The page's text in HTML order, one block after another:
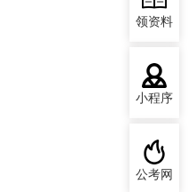
领资料
小程序
公考网